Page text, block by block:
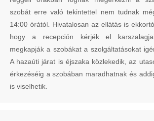
szobát erre való tekintettel nem tudnak
14:00 órától. Hivatalosan az ellátás is
hogy a recepción kérjék el
megkapják a szobákat a szolgáltatásokat
A hazaúti járat is éjszaka közlekedik, az
érkezéséig a szobában maradhatnak és
is viselhetik.